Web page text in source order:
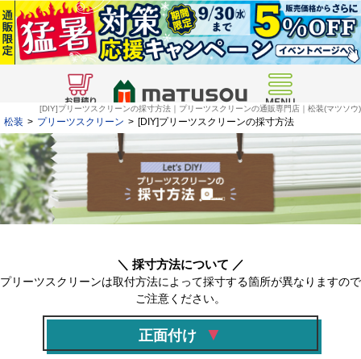
[DIY]プリーツスクリーンの採寸方法｜プリーツスクリーンの通販専門店｜松装(マツソウ)
松装 プリーツスクリーン [DIY]プリーツスクリーンの採寸方法
採寸方法について
プリーツスクリーンは取付方法によって採寸する箇所が異なりますので
ご注意ください。
正面付け